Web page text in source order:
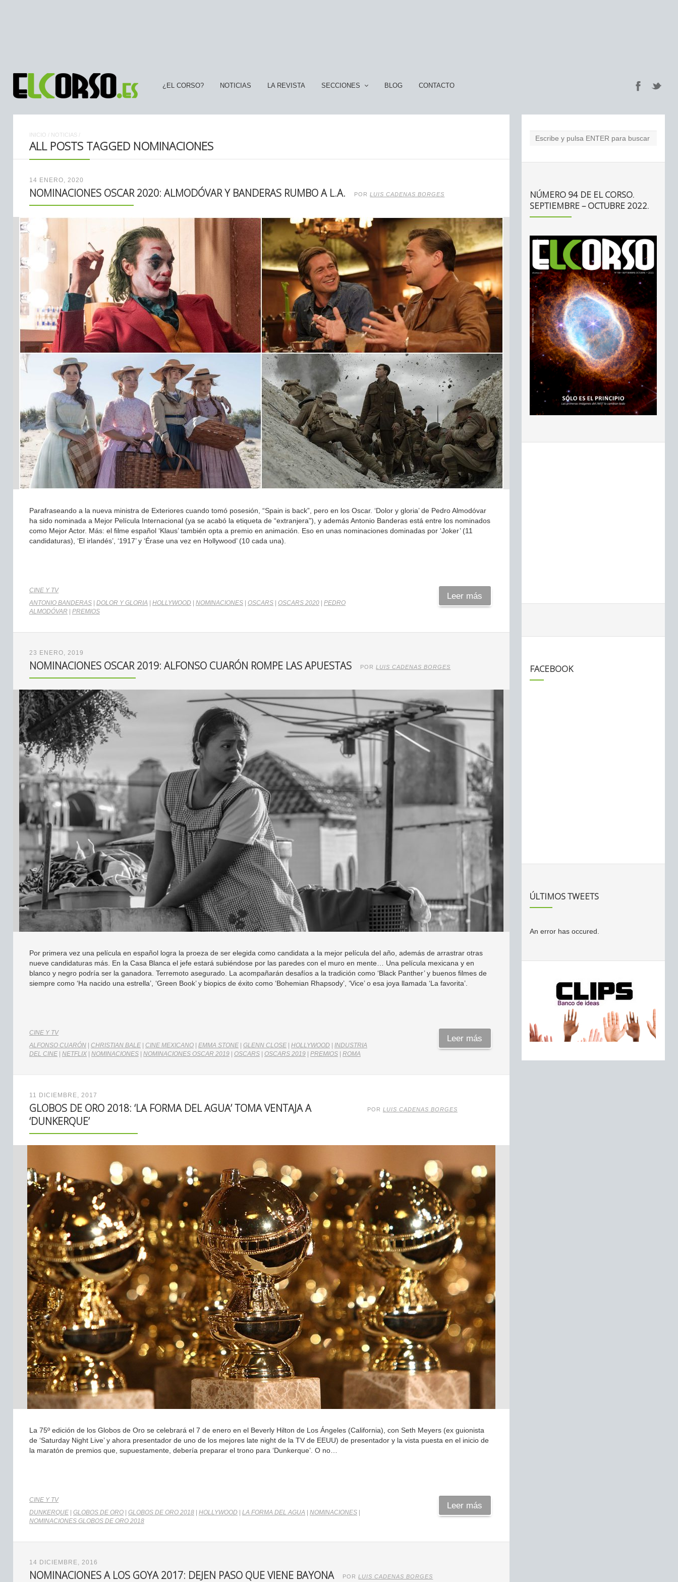
¿EL CORSO? NOTICIAS LA REVISTA SECCIONES BLOG CONTACTO
INICIO / NOTICIAS /
ALL POSTS TAGGED NOMINACIONES
14 ENERO, 2020
NOMINACIONES OSCAR 2020: ALMODÓVAR Y BANDERAS RUMBO A L.A. PORLUIS CADENAS BORGES
Parafraseando a la nueva ministra de Exteriores cuando tomó posesión, “Spain is back”, pero en los Oscar. ‘Dolor y gloria’ de Pedro Almodóvar
ha sido nominada a Mejor Película Internacional (ya se acabó la etiqueta de “extranjera”), y además Antonio Banderas está entre los nominados
como Mejor Actor. Más: el filme español ‘Klaus’ también opta a premio en animación. Eso en unas nominaciones dominadas por ‘Joker’ (11
candidaturas), ‘El irlandés’, ‘1917’ y ‘Érase una vez en Hollywood’ (10 cada una).
CINE Y TV
ANTONIO BANDERAS
DOLOR Y GLORIA HOLLYWOOD NOMINACIONES OSCARS OSCARS 2020
PEDRO
ALMODÓVAR
PREMIOS
Leer más
23 ENERO, 2019
NOMINACIONES OSCAR 2019: ALFONSO CUARÓN ROMPE LAS APUESTAS PORLUIS CADENAS BORGES
Por primera vez una película en español logra la proeza de ser elegida como candidata a la mejor película del año, además de arrastrar otras
nueve candidaturas más. En la Casa Blanca el jefe estará subiéndose por las paredes con el muro en mente… Una película mexicana y en
blanco y negro podría ser la ganadora. Terremoto asegurado. La acompañarán desafíos a la tradición como ‘Black Panther’ y buenos filmes de
siempre como ‘Ha nacido una estrella’, ‘Green Book’ y biopics de éxito como ‘Bohemian Rhapsody’, ‘Vice’ o esa joya llamada ‘La favorita’.
CINE Y TV
ALFONSO CUARÓN
CHRISTIAN BALE CINE MEXICANO EMMA STONE GLENN CLOSE HOLLYWOOD
INDUSTRIA
DEL CINE
NETFLIX NOMINACIONES NOMINACIONES OSCAR 2019 OSCARS OSCARS 2019 PREMIOS ROMA
Leer más
11 DICIEMBRE, 2017
GLOBOS DE ORO 2018: ‘LA FORMA DEL AGUA’ TOMA VENTAJA A
‘DUNKERQUE’
POR LUIS CADENAS BORGES
La 75º edición de los Globos de Oro se celebrará el 7 de enero en el Beverly Hilton de Los Ángeles (California), con Seth Meyers (ex guionista
de ‘Saturday Night Live’ y ahora presentador de uno de los mejores late night de la TV de EEUU) de presentador y la vista puesta en el inicio de
la maratón de premios que, supuestamente, debería preparar el trono para ‘Dunkerque’. O no…
CINE Y TV
DUNKERQUE
GLOBOS DE ORO GLOBOS DE ORO 2018 HOLLYWOOD LA FORMA DEL AGUA NOMINACIONES
NOMINACIONES GLOBOS DE ORO 2018
Leer más
14 DICIEMBRE, 2016
NOMINACIONES A LOS GOYA 2017: DEJEN PASO QUE VIENE BAYONA PORLUIS CADENAS BORGES
NÚMERO 94 DE EL CORSO.
SEPTIEMBRE – OCTUBRE 2022.
FACEBOOK
ÚLTIMOS TWEETS
An error has occured.